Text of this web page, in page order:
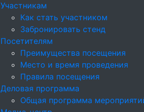
Участникам
Как стать участником
Забронировать стенд
Посетителям
Преимущества посещения
Место и время проведения
Правила посещения
Деловая программа
Общая программа